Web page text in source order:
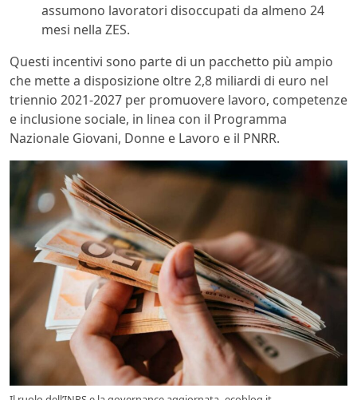
assumono lavoratori disoccupati da almeno 24
mesi nella ZES.
Questi incentivi sono parte di un pacchetto più ampio
che mette a disposizione oltre 2,8 miliardi di euro nel
triennio 2021-2027 per promuovere lavoro, competenze
e inclusione sociale, in linea con il Programma
Nazionale Giovani, Donne e Lavoro e il PNRR.